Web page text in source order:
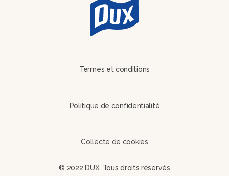
Termes et conditions
Politique de confidentialité
Collecte de cookies
© 2022 DUX. Tous droits réservés